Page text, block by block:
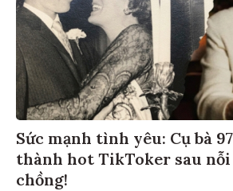
Sức mạnh tình yêu: Cụ bà
thành hot TikToker sau
chồng!